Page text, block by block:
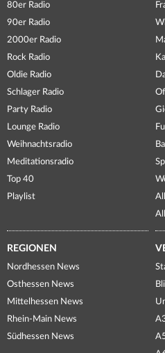
80er Radio
90er Radio
2000er Radio
Rock Radio
Oldie Radio
Schlager Radio
Party Radio
Lounge Radio
Weihnachtsradio
Meditationsradio
Top 40
Playlist
REGIONEN
Nordhessen News
Osthessen News
Mittelhessen News
Rhein-Main News
Südhessen News